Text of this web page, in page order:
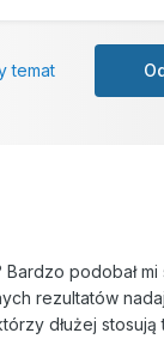
temat
podobał
rezultatów
dłużej